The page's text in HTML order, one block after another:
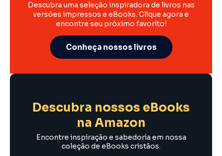
Descubra uma seleção inspiradora de livros nas
versões impressos e eBooks. Clique agora e
encontre seu próximo favorito!
Conheça nossos livros
Descubra nossos eBooks
na Amazon
Encontre inspiração e sabedoria em nossa
coleção de eBooks cristãos.